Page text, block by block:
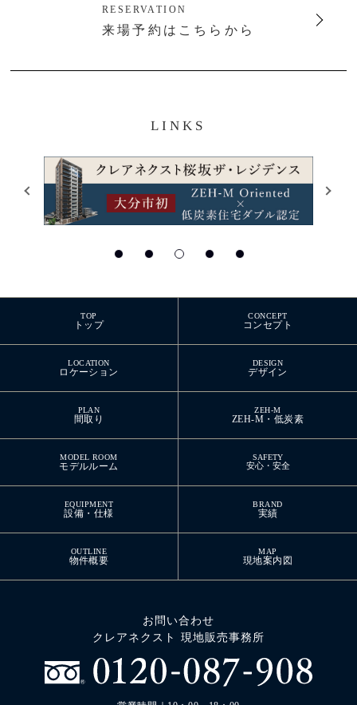
RESERVATION
来場予約はこちらから
LINKS
TOP
トップ
CONCEPT
コンセプト
LOCATION
ロケーション
DESIGN
デザイン
PLAN
間取り
ZEH-M
ZEH-M・低炭素
MODEL ROOM
モデルルーム
SAFETY
安心・安全
EQUIPMENT
設備・仕様
BRAND
実績
OUTLINE
物件概要
MAP
現地案内図
お問い合わせ
クレアネクスト 現地販売事務所